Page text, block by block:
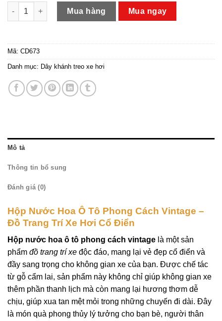
Hộp Nước Hoa Ô Tô Phong Cách Vintage số lượng
Mua hàng Mua ngay
Mã: CD673
Danh mục: Dây khánh treo xe hơi
Mô tả
Thông tin bổ sung
Đánh giá (0)
Hộp Nước Hoa Ô Tô Phong Cách Vintage –
Đồ Trang Trí Xe Hơi Cổ Điển
Hộp nước hoa ô tô phong cách vintage là một sản
phẩm đồ trang trí xe độc đáo, mang lại vẻ đẹp cổ điển và
đầy sang trọng cho không gian xe của bạn. Được chế tác
từ gỗ cẩm lai, sản phẩm này không chỉ giúp không gian xe
thêm phần thanh lịch mà còn mang lại hương thơm dễ
chịu, giúp xua tan mệt mỏi trong những chuyến đi dài. Đây
là món quà phong thủy lý tưởng cho bạn bè, người thân